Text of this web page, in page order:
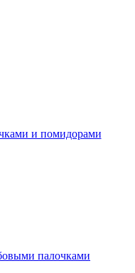
и помидорами
палочками